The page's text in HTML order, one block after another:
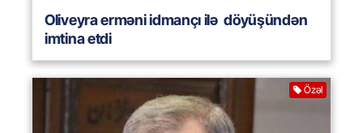
Oliveyra erməni idmançı ilə döyüşündən
imtina etdi
Özəl